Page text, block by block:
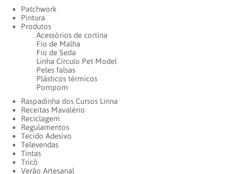
Patchwork
Pintura
Produtos
Acessórios de cortina
Fio de Malha
Fio de Seda
Linha Círculo Pet Model
Peles falsas
Plásticos térmicos
Pompom
Raspadinha dos Cursos Linna
Receitas Mavalério
Reciclagem
Regulamentos
Tecido Adesivo
Televendas
Tintas
Tricô
Verão Artesanal